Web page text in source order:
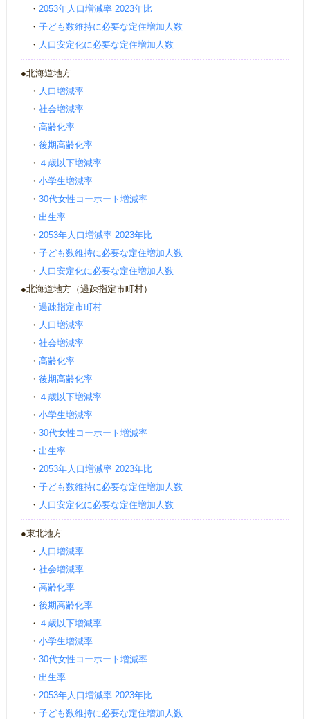
・ 2053年人口増減率 2023年比
・ 子ども数維持に必要な定住増加人数
・ 人口安定化に必要な定住増加人数
●北海道地方
・ 人口増減率
・ 社会増減率
・ 高齢化率
・ 後期高齢化率
・ ４歳以下増減率
・ 小学生増減率
・ 30代女性コーホート増減率
・ 出生率
・ 2053年人口増減率 2023年比
・ 子ども数維持に必要な定住増加人数
・ 人口安定化に必要な定住増加人数
●北海道地方（過疎指定市町村）
・ 過疎指定市町村
・ 人口増減率
・ 社会増減率
・ 高齢化率
・ 後期高齢化率
・ ４歳以下増減率
・ 小学生増減率
・ 30代女性コーホート増減率
・ 出生率
・ 2053年人口増減率 2023年比
・ 子ども数維持に必要な定住増加人数
・ 人口安定化に必要な定住増加人数
●東北地方
・ 人口増減率
・ 社会増減率
・ 高齢化率
・ 後期高齢化率
・ ４歳以下増減率
・ 小学生増減率
・ 30代女性コーホート増減率
・ 出生率
・ 2053年人口増減率 2023年比
・ 子ども数維持に必要な定住増加人数